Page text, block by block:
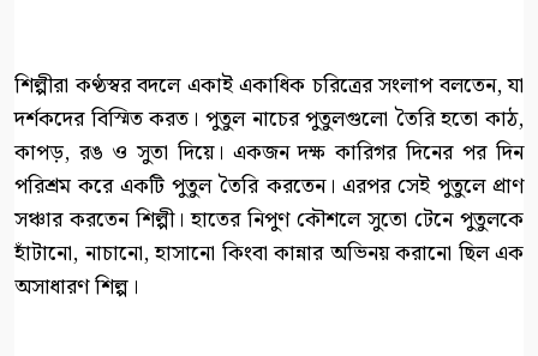
শিল্পীরা কণ্ঠস্বর বদলে একাই একাধিক চরিত্রের সংলাপ বলতেন, যা
দর্শকদের বিস্মিত করত। পুতুল নাচের পুতুলগুলো তৈরি হতো কাঠ,
কাপড়, রঙ ও সুতা দিয়ে। একজন দক্ষ কারিগর দিনের পর দিন
পরিশ্রম করে একটি পুতুল তৈরি করতেন। এরপর সেই পুতুলে প্রাণ
সঞ্চার করতেন শিল্পী। হাতের নিপুণ কৌশলে সুতো টেনে পুতুলকে
হাঁটানো, নাচানো, হাসানো কিংবা কান্নার অভিনয় করানো ছিল এক
অসাধারণ শিল্প।